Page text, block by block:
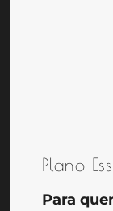
Plano
Para